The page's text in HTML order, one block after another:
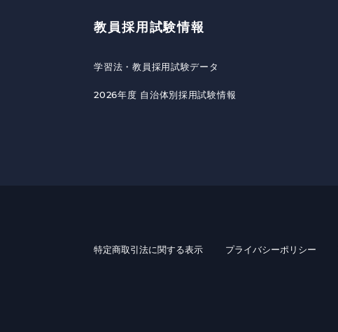
教員採用試験情報
学習法・教員採用試験データ
2026年度 自治体別採用試験情報
特定商取引法に関する表示 プライバシーポリシー